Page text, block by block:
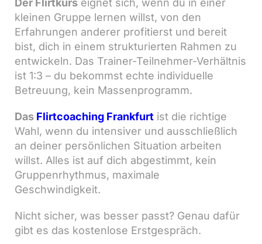
kleinen Gruppe lernen willst, von den
Erfahrungen anderer profitierst und bereit
bist, dich in einem strukturierten Rahmen zu
entwickeln. Das Trainer-Teilnehmer-Verhältnis
ist 1:3 – du bekommst echte individuelle
Betreuung, kein Massenprogramm.
Das Flirtcoaching Frankfurt ist die richtige
Wahl, wenn du intensiver und ausschließlich
an deiner persönlichen Situation arbeiten
willst. Alles ist auf dich abgestimmt, kein
Gruppenrhythmus, maximale
Geschwindigkeit.
Nicht sicher, was besser passt? Genau dafür
gibt es das kostenlose Erstgespräch.